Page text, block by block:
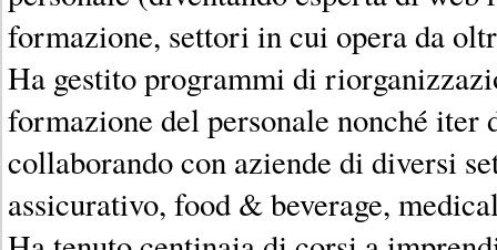
formazione, settori in cui opera da
Ha gestito programmi di
formazione del personale nonché iter
collaborando con aziende di diversi
assicurativo, food & beverage,